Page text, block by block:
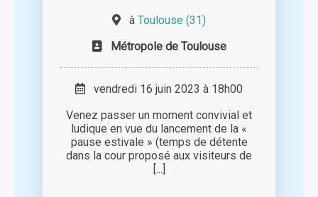
à Toulouse (31)
Métropole de Toulouse
vendredi 16 juin 2023 à 18h00
Venez passer un moment convivial et
ludique en vue du lancement de la «
pause estivale » (temps de détente
dans la cour proposé aux visiteurs de
[...]